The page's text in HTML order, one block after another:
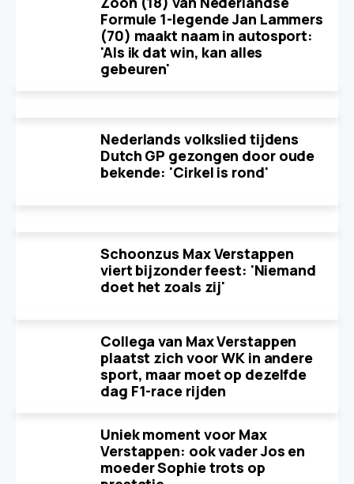
Formule 1-legende Jan Lammers
(70) maakt naam in autosport:
'Als ik dat win, kan alles
gebeuren'
Nederlands volkslied tijdens
Dutch GP gezongen door oude
bekende: 'Cirkel is rond'
Schoonzus Max Verstappen
viert bijzonder feest: 'Niemand
doet het zoals zij'
Collega van Max Verstappen
plaatst zich voor WK in andere
sport, maar moet op dezelfde
dag F1-race rijden
Uniek moment voor Max
Verstappen: ook vader Jos en
moeder Sophie trots op